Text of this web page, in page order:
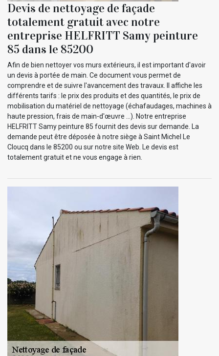
Devis de nettoyage de façade
totalement gratuit avec notre
entreprise HELFRITT Samy peinture
85 dans le 85200
Afin de bien nettoyer vos murs extérieurs, il est important d'avoir
un devis à portée de main. Ce document vous permet de
comprendre et de suivre l'avancement des travaux. Il affiche les
différents tarifs : le prix des produits et des quantités, le prix de
mobilisation du matériel de nettoyage (échafaudages, machines à
haute pression, frais de main-d'œuvre ...). Notre entreprise
HELFRITT Samy peinture 85 fournit des devis sur demande. La
demande peut être déposée à notre siège à Saint Michel Le
Cloucq dans le 85200 ou sur notre site Web. Le devis est
totalement gratuit et ne vous engage à rien.